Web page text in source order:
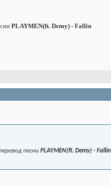
PLAYMEN(ft. Demy) - Fallin
песни PLAYMEN(ft. Demy) - Fallin